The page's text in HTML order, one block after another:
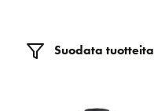
Suodata tuotteita